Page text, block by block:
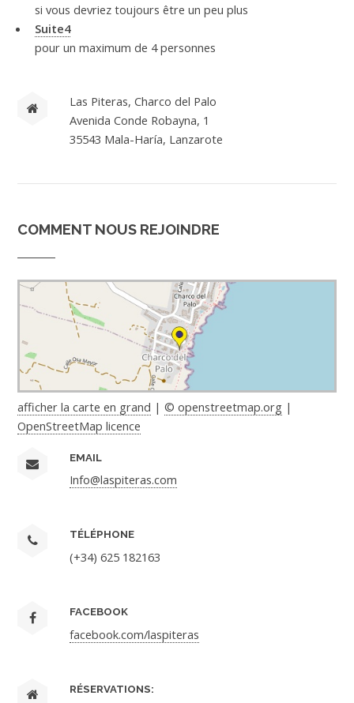
si vous devriez toujours être un peu plus
Suite4
pour un maximum de 4 personnes
Las Piteras, Charco del Palo
Avenida Conde Robayna, 1
35543 Mala-Haría, Lanzarote
COMMENT NOUS REJOINDRE
afficher la carte en grand | © openstreetmap.org |
OpenStreetMap licence
EMAIL
Info@laspiteras.com
TÉLÉPHONE
(+34) 625 182163
FACEBOOK
facebook.com/laspiteras
RÉSERVATIONS: